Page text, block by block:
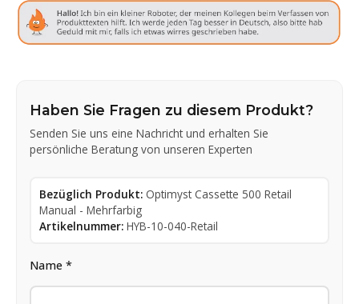
Haben Sie Fragen zu diesem Produkt?
Senden Sie uns eine Nachricht und erhalten Sie
persönliche Beratung von unseren Experten
Bezüglich Produkt: Optimyst Cassette 500 Retail
Manual - Mehrfarbig
Artikelnummer: HYB-10-040-Retail
Name *